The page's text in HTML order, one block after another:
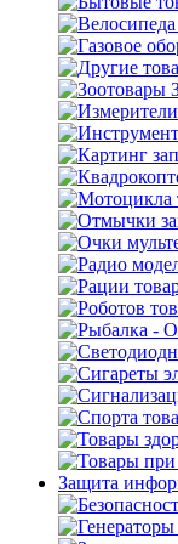
Защита